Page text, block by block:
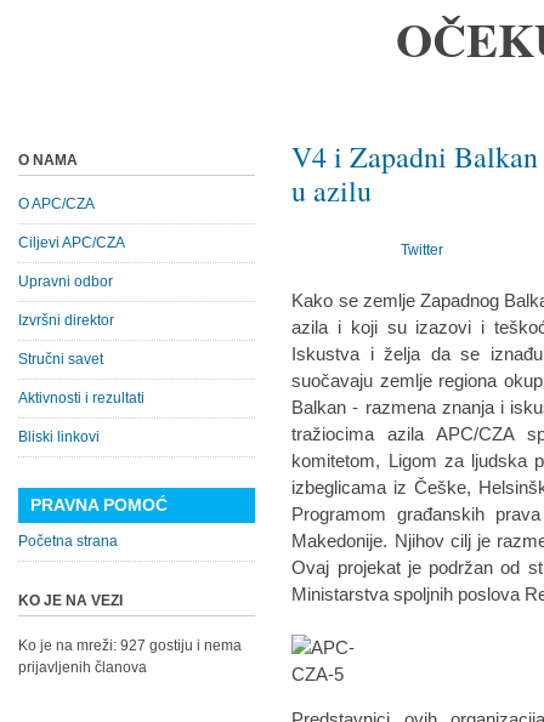
V4 i Zapadni
u azilu
Twitter
Kako se zemlje Zapadnog
azila i koji su izazovi i
Iskustva i želja da se
suočavaju zemlje regiona
Balkan - razmena znanja i
tražiocima azila APC/CZA
komitetom, Ligom za ljudska
izbeglicama iz Češke,
Programom građanskih
Makedonije. Njihov cilj je
Ovaj projekat je podržan od
Ministarstva spoljnih poslova
O NAMA
O APC/CZA
Ciljevi APC/CZA
Upravni odbor
Izvršni direktor
Stručni savet
Aktivnosti i rezultati
Bliski linkovi
PRAVNA POMOĆ
Početna strana
KO JE NA VEZI
Ko je na mreži: 927 gostiju i nema
prijavljenih članova